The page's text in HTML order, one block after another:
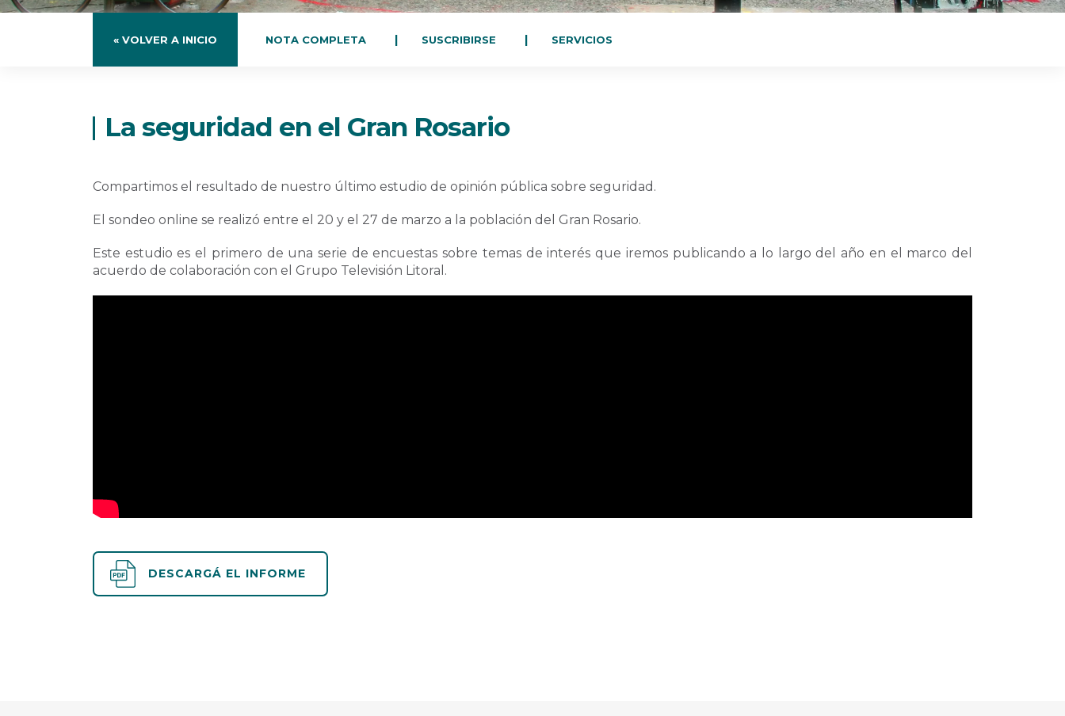
« VOLVER A INICIO NOTA COMPLETA SUSCRIBIRSE SERVICIOS
La seguridad en el Gran Rosario
Compartimos el resultado de nuestro último estudio de opinión pública sobre seguridad.
El sondeo online se realizó entre el 20 y el 27 de marzo a la población del Gran Rosario.
Este estudio es el primero de una serie de encuestas sobre temas de interés que iremos publicando a lo largo del año en el marco del
acuerdo de colaboración con el Grupo Televisión Litoral.
DESCARGÁ EL INFORME